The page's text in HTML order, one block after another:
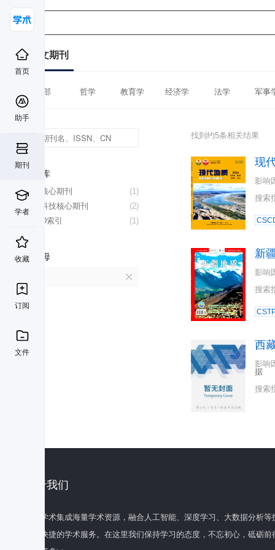
首页
助手
期刊
学者
收藏
订阅
文件
中文期刊
全部 哲学 教育学 经济学 法学 军事
数据库
(1)
北大核心期刊
(2)
中国科技核心期刊
(1)
CSCD索引
首字母
找到约5条相关结果
现
影响
搜索
新
影响
搜索
西
影响
据
搜索
关于我们
百度学术集成海量学术资源，融合人工智能、深度学习、大数据分析
全面快捷的学术服务。在这里我们保持学习的态度，不忘初心，砥砺前